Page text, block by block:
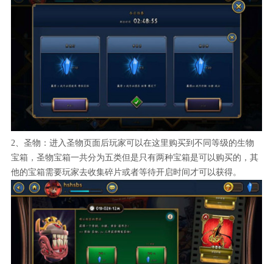
2、圣物：进入圣物页面后玩家可以在这里购买到不同等级的生物
宝箱，圣物宝箱一共分为五类但是只有两种宝箱是可以购买的，其
他的宝箱需要玩家去收集碎片或者等待开启时间才可以获得。